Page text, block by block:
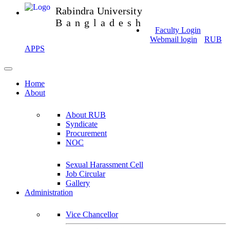
Rabindra University
Bangladesh
Faculty Login
Webmail login
RUB
APPS
Home
About
About RUB
Syndicate
Procurement
NOC
Sexual Harassment Cell
Job Circular
Gallery
Administration
Vice Chancellor